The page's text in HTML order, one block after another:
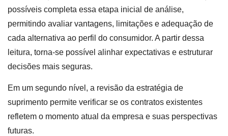
possíveis completa essa etapa inicial de análise,
permitindo avaliar vantagens, limitações e adequação de
cada alternativa ao perfil do consumidor. A partir dessa
leitura, torna-se possível alinhar expectativas e estruturar
decisões mais seguras.
Em um segundo nível, a revisão da estratégia de
suprimento permite verificar se os contratos existentes
refletem o momento atual da empresa e suas perspectivas
futuras.